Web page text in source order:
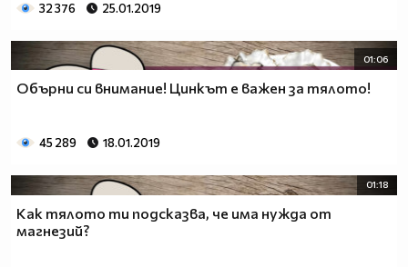
32 376 25.01.2019
01:06
Обърни си внимание! Цинкът е важен за тялото!
45 289 18.01.2019
01:18
Как тялото ти подсказва, че има нужда от
магнезий?